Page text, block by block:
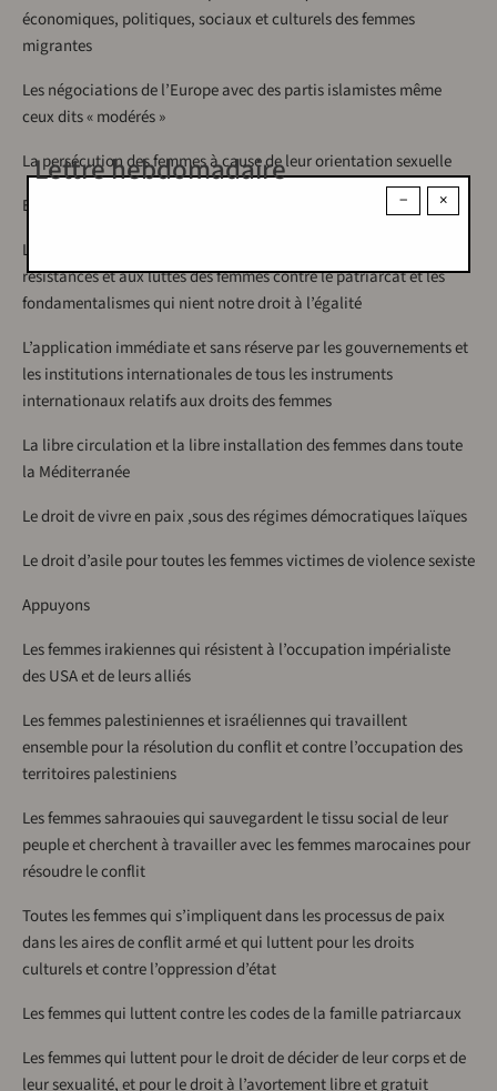
économiques, politiques, sociaux et culturels des femmes
migrantes
Les négociations de l’Europe avec des partis islamistes même
ceux dits « modérés »
La persécution des femmes à cause de leur orientation sexuelle
Exigeons :
La reconnaissance et l’appui des mouvements sociaux aux
résistances et aux luttes des femmes contre le patriarcat et les
fondamentalismes qui nient notre droit à l’égalité
L’application immédiate et sans réserve par les gouvernements et
les institutions internationales de tous les instruments
internationaux relatifs aux droits des femmes
La libre circulation et la libre installation des femmes dans toute
la Méditerranée
Le droit de vivre en paix ,sous des régimes démocratiques laïques
Le droit d’asile pour toutes les femmes victimes de violence sexiste
Appuyons
Les femmes irakiennes qui résistent à l’occupation impérialiste
des USA et de leurs alliés
Les femmes palestiniennes et israéliennes qui travaillent
ensemble pour la résolution du conflit et contre l’occupation des
territoires palestiniens
Les femmes sahraouies qui sauvegardent le tissu social de leur
peuple et cherchent à travailler avec les femmes marocaines pour
résoudre le conflit
Toutes les femmes qui s’impliquent dans les processus de paix
dans les aires de conflit armé et qui luttent pour les droits
culturels et contre l’oppression d’état
Les femmes qui luttent contre les codes de la famille patriarcaux
Les femmes qui luttent pour le droit de décider de leur corps et de
leur sexualité, et pour le droit à l’avortement libre et gratuit
×
−
Lettre hebdomadaire